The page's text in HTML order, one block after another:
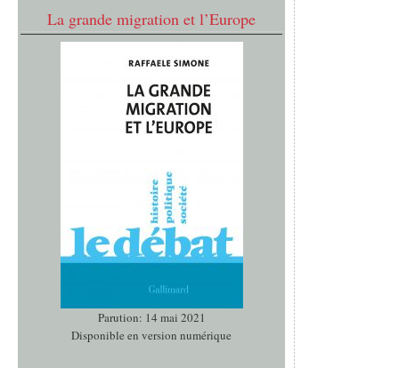
La grande migration et l’Europe
Parution: 14 mai 2021
Disponible en version numérique